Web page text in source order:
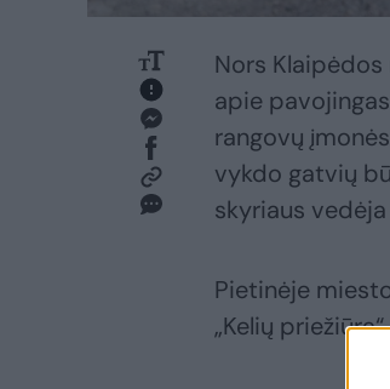
Nors
apie
rangovų
vykdo gatvių
skyriaus
Pietinėje
„Kelių priežiūra“.